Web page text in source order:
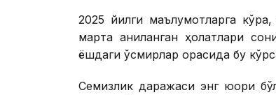
2025 йилги маълумотларга
марта аниқланган ҳолатлари
ёшдаги ўсмирлар орасида бу
Семизлик даражаси энг юқори